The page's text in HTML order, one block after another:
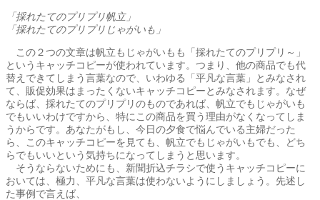
「採れたてのプリプリ帆立」
「採れたてのプリプリじゃがいも」
この２つの文章は帆立もじゃがいもも「採れたてのプリプリ～」
というキャッチコピーが使われています。つまり、他の商品でも代
替えできてしまう言葉なので、いわゆる「平凡な言葉」とみなされ
て、販促効果はまったくないキャッチコピーとみなされます。なぜ
ならば、採れたてのプリプリのものであれば、帆立でもじゃがいも
でもいいわけですから、特にこの商品を買う理由がなくなってしま
うからです。あなたがもし、今日の夕食で悩んでいる主婦だった
ら、このキャッチコピーを見ても、帆立でもじゃがいもでも、どち
らでもいいという気持ちになってしまうと思います。
そうならないためにも、新聞折込チラシで使うキャッチコピーに
おいては、極力、平凡な言葉は使わないようにしましょう。先述し
た事例で言えば、